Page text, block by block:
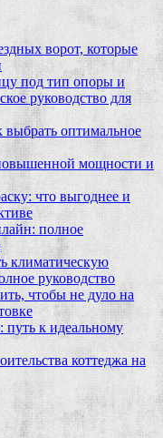
ворот, которые
под тип опоры и
руководство для
выбрать оптимальное
мощности и
что выгоднее и
полное
климатическую
руководство
чтобы не дуло на
к идеальному
коттеджа на